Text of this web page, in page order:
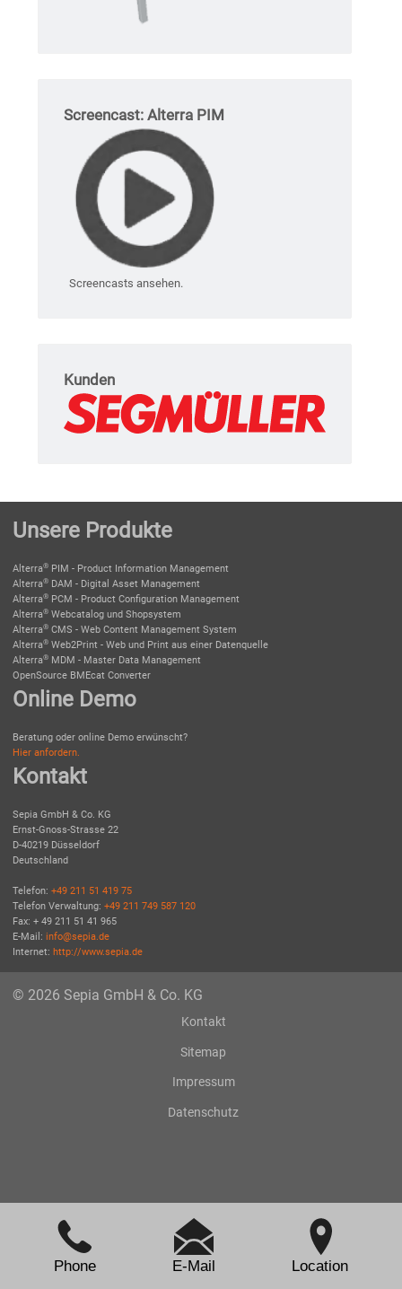
Phone E-Mail Location
Screencast: Alterra PIM
Screencasts ansehen.
Kunden
Unsere Produkte
Alterra® PIM - Product Information Management
Alterra® DAM - Digital Asset Management
Alterra® PCM - Product Configuration Management
Alterra® Webcatalog und Shopsystem
Alterra® CMS - Web Content Management System
Alterra® Web2Print - Web und Print aus einer Datenquelle
Alterra® MDM - Master Data Management
OpenSource BMEcat Converter
Online Demo
Beratung oder online Demo erwünscht?
Hier anfordern.
Kontakt
Sepia GmbH & Co. KG
Ernst-Gnoss-Strasse 22
D-40219 Düsseldorf
Deutschland
Telefon: +49 211 51 419 75
Telefon Verwaltung: +49 211 749 587 120
Fax: + 49 211 51 41 965
E-Mail: info@sepia.de
Internet: http://www.sepia.de
© 2026 Sepia GmbH & Co. KG
Kontakt
Sitemap
Impressum
Datenschutz